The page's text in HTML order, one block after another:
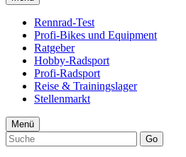
Rennrad-Test
Profi-Bikes und Equipment
Ratgeber
Hobby-Radsport
Profi-Radsport
Reise & Trainingslager
Stellenmarkt
Menü
Go